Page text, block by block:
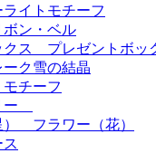
イトモチーフ
ン・ベル
クス プレゼントボッ
ーク雪の結晶
チーフ
ー
） フラワー（花）